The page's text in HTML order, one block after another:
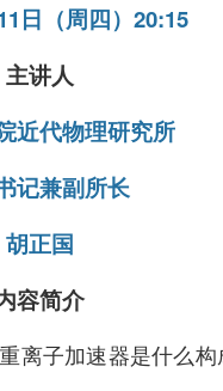
日（周四） 20:15
主讲人
近代物理研究所
记兼副所长
胡正国
容简介
重离子加速器是什么